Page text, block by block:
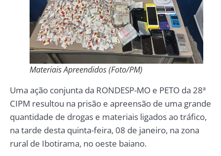
Materiais Apreendidos (Foto/PM)
Uma ação conjunta da RONDESP-MO e PETO da 28ª
CIPM resultou na prisão e apreensão de uma grande
quantidade de drogas e materiais ligados ao tráfico,
na tarde desta quinta-feira, 08 de janeiro, na zona
rural de Ibotirama, no oeste baiano.